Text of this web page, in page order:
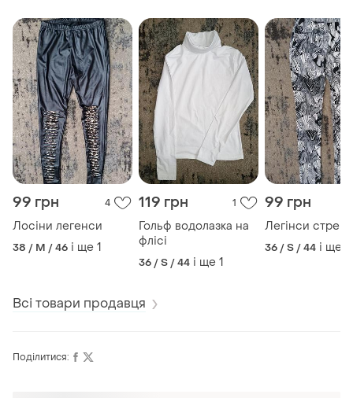
99 грн 4
Лосіни легенси
38 / M / 46 і ще 1
119 грн 1
Гольф водолазка на
флісі
36 / S / 44 і ще 1
99 грн
Легінси стрейч
36 / S / 44 і ще
Всі товари продавця
Поділитися: